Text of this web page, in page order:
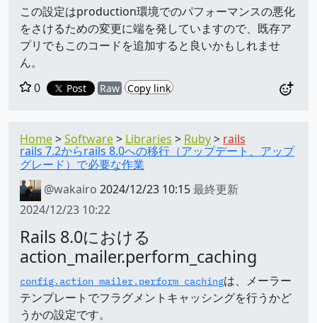
この設定はproduction環境でのパフォーマンスの悪化
をさけるための変更に端を発していますので、既存ア
プリでもこのコードを追加すると良いかもしれませ
ん。
0
Post Raw Copy link
Home Software Libraries Ruby rails
rails 7.2からrails 8.0への移行（アップデート、アップ
グレード）で必要な作業
@wakairo 2024/12/23 10:15最終更新
2024/12/23 10:22
Rails 8.0における
action_mailer.perform_caching
config.action_mailer.perform_cachingは、メーラー
テンプレートでフラグメントキャッシングを行うかど
うかの設定です。